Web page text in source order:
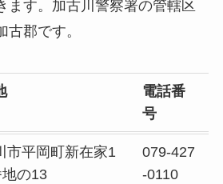
ます。加古川警察署の管轄区
郡です。
電話番
号
市平岡町新在家1
の13
079-427
-0110